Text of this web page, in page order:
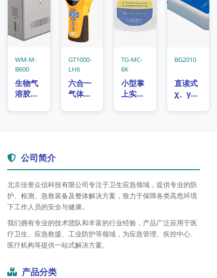
WM-M-
B600
生物气
溶胶实
仪
GT1000-
LH6
六合一
气体检
TG-MC-
6K
小型掌
上实验
离心机
BG2010
直读式
χ、γ个
仪
公司简介
北京佳誉众信科技有限公司专注于卫生应急领域，提供专业的防
护、检测、急救装备及整体解决方案，致力于保障各类高危环境
下工作人员的安全与健康。
我们拥有专业的技术团队和丰富的行业经验，产品广泛应用于医
疗卫生、应急救援、工业防护等领域，为应急管理、疾控中心、
医疗机构等提供一站式解决方案。
产品分类